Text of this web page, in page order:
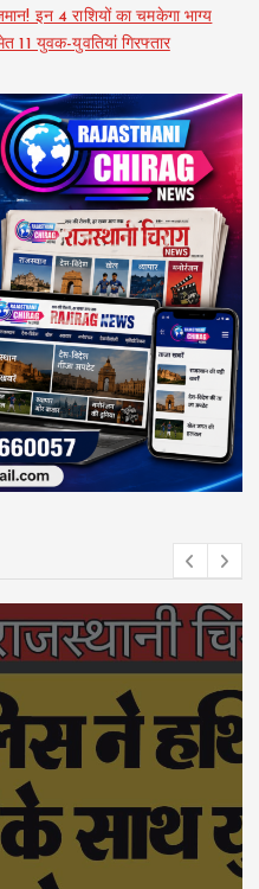
इन 4 राशियों का चमकेगा भाग्य
11 युवक-युवतियां गिरफ्तार